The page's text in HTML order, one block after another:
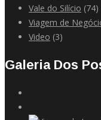
Vale do Silício (74)
Viagem de
Video (3)
Galeria Dos